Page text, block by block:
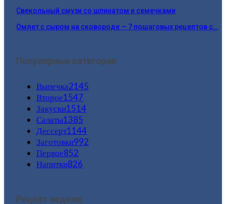
Свекольный смузи со шпинатом и семечками
Омлет с сыром на сковороде — 7 пошаговых рецептов с…
Популярные категории
Выпечка2145
Второе1547
Закуски1514
Салаты1385
Дессерт1144
Заготовки992
Первое852
Напитки826
Рецепт недели: